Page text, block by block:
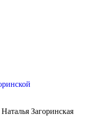
Загоринская